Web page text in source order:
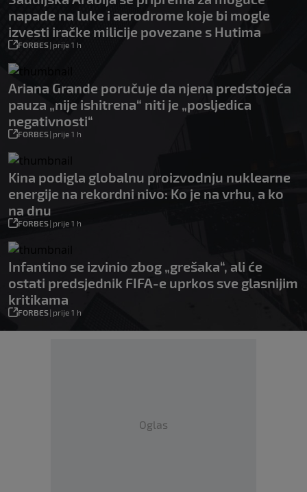
napade na luke i aerodrome koje bi mogle
izvesti iračke milicije povezane s Hutima
FORBES| prije 1 h
Ariana Grande poručuje da njena predstojeća
pauza „nije ishitrena“ niti je „posljedica
negativnosti“
FORBES| prije 1 h
Kina podigla globalnu proizvodnju nuklearne
energije na rekordni nivo: Ko je na vrhu, a ko
na dnu
FORBES| prije 1 h
Infantino se izvinio zbog „grešaka“, ali će
ostati predsjednik FIFA-e uprkos sve glasnijim
kritikama
FORBES| prije 1 h
Oglas